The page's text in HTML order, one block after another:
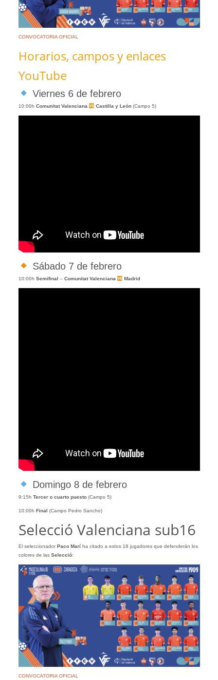
CONVOCATORIA OFICIAL
Horarios, campos y enlaces
YouTube
Viernes 6 de febrero
10:00h Comunitat Valenciana Castilla y León(Campo 5)
Sábado 7 de febrero
10:00h Semifinal – Comunitat Valenciana Madrid
Domingo 8 de febrero
9:15h Tercer o cuarto puesto(Campo 5)
10:00h Final (Campo Pedro Sancho)
Selecció Valenciana sub16
El seleccionadorPaco Maríha citado a estos 18 jugadores que defenderán los
colores de las Selecció:
CONVOCATORIA OFICIAL